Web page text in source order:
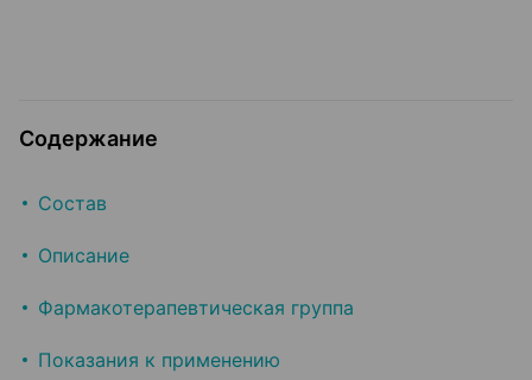
Содержание
Состав
Описание
Фармакотерапевтическая группа
Показания к применению